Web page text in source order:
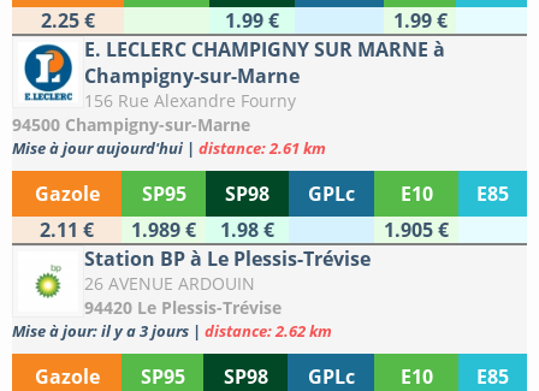
2.25 €
1.99 €
1.99 €
E. LECLERC CHAMPIGNY SUR MARNE à
Champigny-sur-Marne
156 Rue Alexandre Fourny
94500 Champigny-sur-Marne
Mise à jour aujourd'hui | distance: 2.61 km
Gazole SP95 SP98 GPLc E10
E85
2.11 €
1.989 € 1.98 €
1.905 €
Station BP à Le Plessis-Trévise
26 AVENUE ARDOUIN
94420 Le Plessis-Trévise
Mise à jour: il y a 3 jours | distance: 2.62 km
Gazole SP95 SP98 GPLc E10
E85